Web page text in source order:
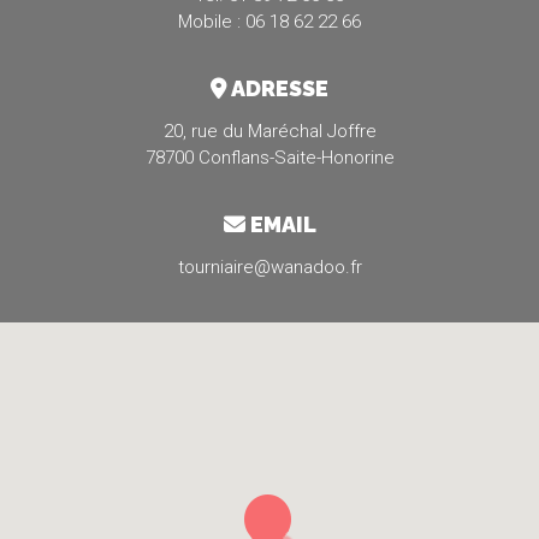
Mobile : 06 18 62 22 66
ADRESSE
20, rue du Maréchal Joffre
78700 Conflans-Saite-Honorine
EMAIL
tourniaire@wanadoo.fr